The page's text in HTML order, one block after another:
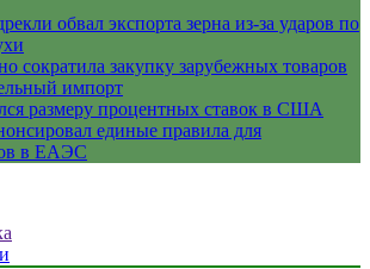
обвал экспорта зерна из-за ударов по
сократила закупку зарубежных товаров
импорт
размеру процентных ставок в США
единые правила для
в ЕАЭС